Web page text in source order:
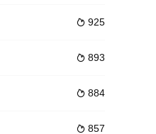
穎鏇
，方便快捷，加上当地的食、玩、
 925
 893
 884
 857